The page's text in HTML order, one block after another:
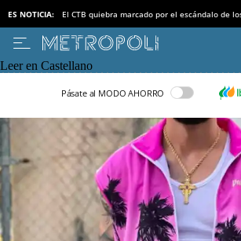
ES NOTICIA: El CTB quiebra marcado por el escándalo de
Leer en Castellano
Pásate al MODO AHORRO